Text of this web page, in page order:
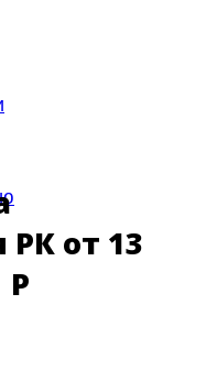
РК от 13